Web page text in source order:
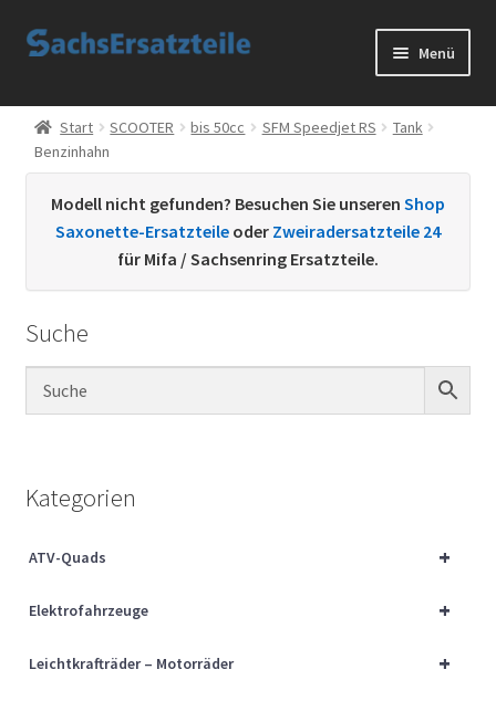
Zur
Zum
Menü
Start
AGB
Datenschutzerklärung
Kontakt
Sachs Ersatzteile
Über uns
Start SCOOTER bis 50cc SFM Speedjet RS
Tank
Benzinhahn
Modell nicht gefunden? Besuchen Sie unseren Shop
Saxonette-Ersatzteile oder Zweiradersatzteile 24
für Mifa / Sachsenring Ersatzteile.
Suche
Kategorien
+
ATV-Quads
+
Elektrofahrzeuge
+
Leichtkrafträder – Motorräder